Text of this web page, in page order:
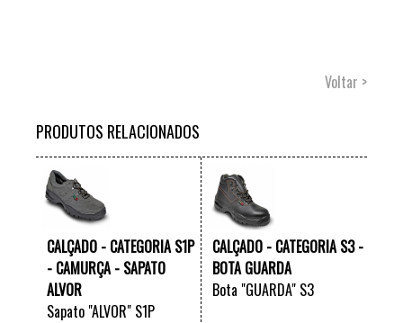
Voltar >
PRODUTOS RELACIONADOS
CALÇADO - CATEGORIA S1P
- CAMURÇA - SAPATO
ALVOR
Sapato "ALVOR" S1P
CALÇADO - CATEGORIA S3 -
BOTA GUARDA
Bota "GUARDA" S3